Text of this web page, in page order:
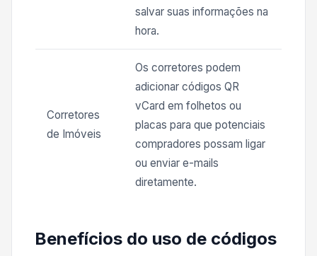
salvar suas informações na
hora.
Corretores
de Imóveis
Os corretores podem
adicionar códigos QR
vCard em folhetos ou
placas para que potenciais
compradores possam ligar
ou enviar e-mails
diretamente.
Benefícios do uso de códigos